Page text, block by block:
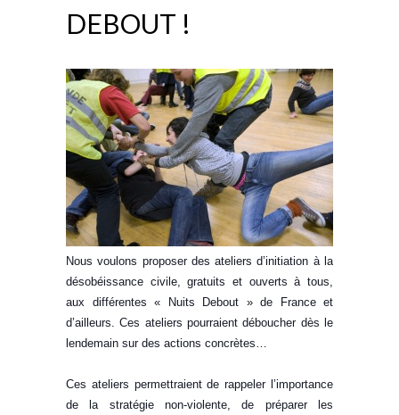
DEBOUT !
Nous voulons proposer des ateliers d’initiation à la
désobéissance civile, gratuits et ouverts à tous,
aux différentes « Nuits Debout » de France et
d’ailleurs. Ces ateliers pourraient déboucher dès le
lendemain sur des actions concrètes…
Ces ateliers permettraient de rappeler l’importance
de la stratégie non-violente, de préparer les